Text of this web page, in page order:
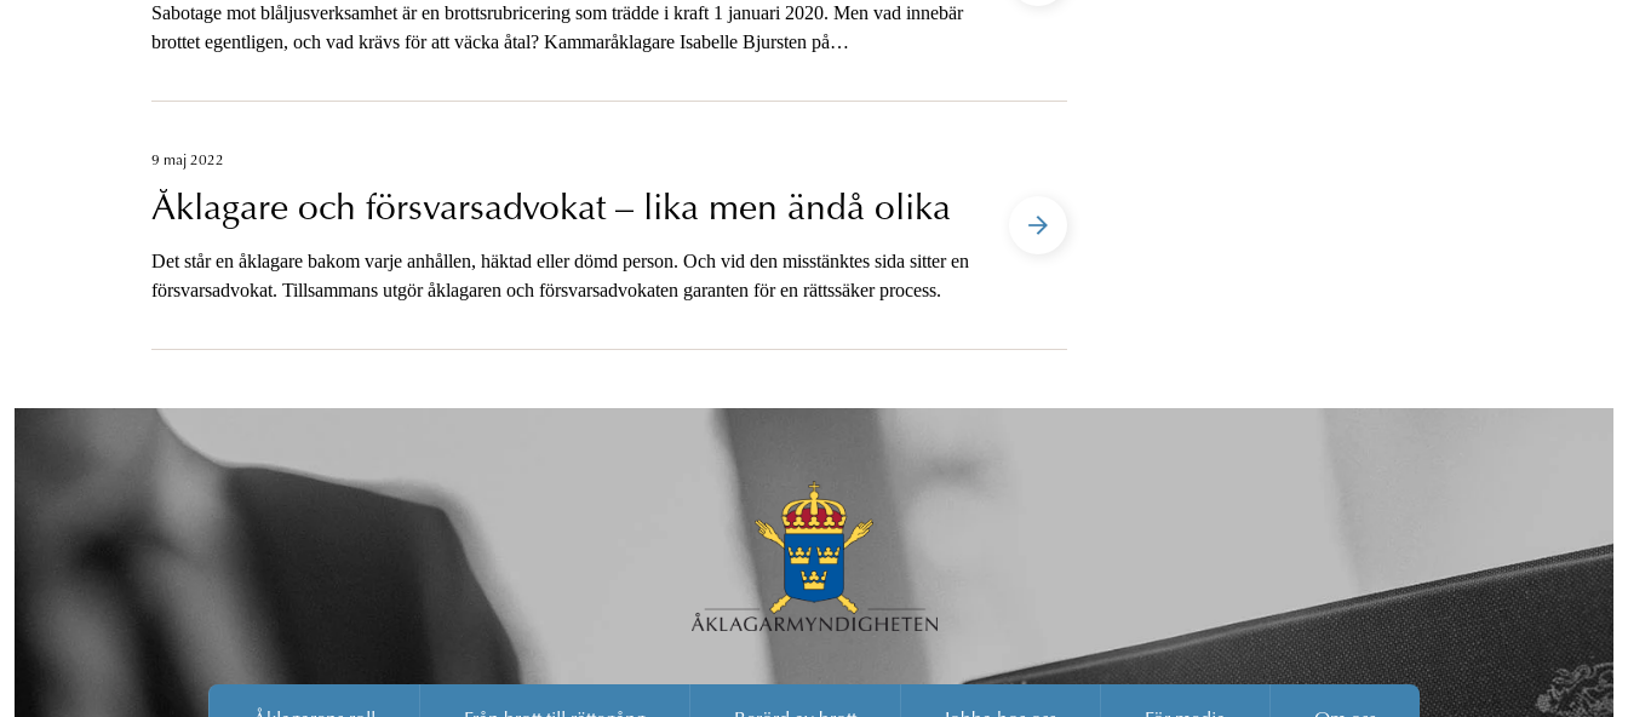
Sabotage mot blåljusverksamhet är en brottsrubricering som trädde i kraft 1 januari 2020. Men vad innebär
brottet egentligen, och vad krävs för att väcka åtal? Kammaråklagare Isabelle Bjursten på
lagstiftning där upparbetad praxis kan vara fem år bort.
9 maj 2022
Åklagare och försvarsadvokat – lika men ändå olika
Det står en åklagare bakom varje anhållen, häktad eller dömd person. Och vid den misstänktes sida sitter en
försvarsadvokat. Tillsammans utgör åklagaren och försvarsadvokaten garanten för en rättssäker process.